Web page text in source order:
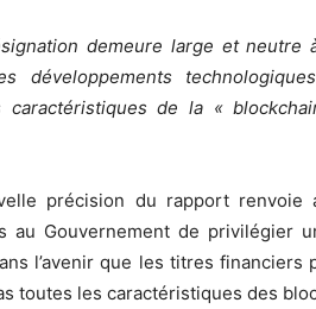
demeure large et neutre
développements
caractéristiques de la «
précision du rapport
au Gouvernement de privilégier
l’avenir que les titres
toutes les caractéristiques des